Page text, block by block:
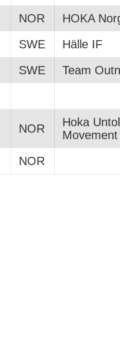
NOR
HOKA
SWE
Hälle IF
SWE
Team
NOR
Hoka
Movement
NOR